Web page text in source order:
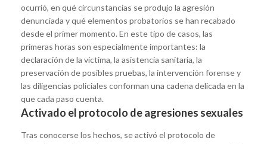
ocurrió, en qué circunstancias se produjo la agresión
denunciada y qué elementos probatorios se han recabado
desde el primer momento. En este tipo de casos, las
primeras horas son especialmente importantes: la
declaración de la víctima, la asistencia sanitaria, la
preservación de posibles pruebas, la intervención forense y
las diligencias policiales conforman una cadena delicada en la
que cada paso cuenta.
Activado el protocolo de agresiones sexuales
Tras conocerse los hechos, se activó el protocolo de